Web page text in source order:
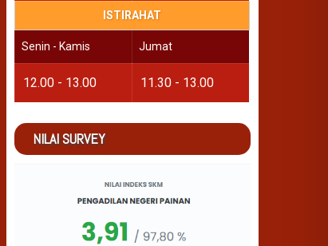
ISTIRAHAT
Senin - Kamis Jumat
12.00 - 13.00 11.30 - 13.00
NILAI SURVEY